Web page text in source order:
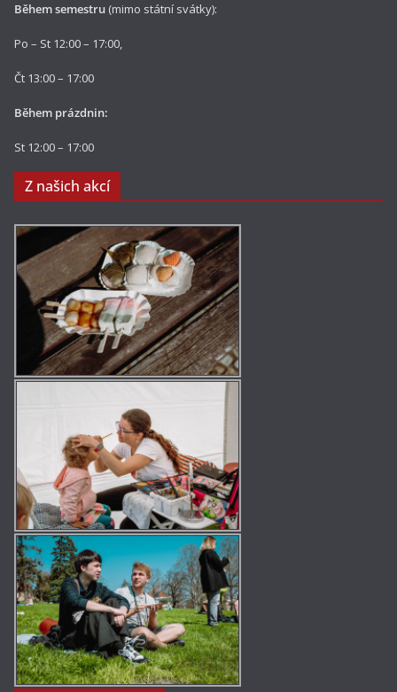
Během semestru (mimo státní svátky):
Po – St 12:00 – 17:00,
Čt 13:00 – 17:00
Během prázdnin:
St 12:00 – 17:00
Z našich akcí